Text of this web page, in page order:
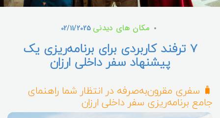
مکان های دیدنی
۷ ترفند کاربردی برای برنامه‌ریزی یک
پیشنهاد سفر داخلی ارزان
🧳 سفری مقرون‌به‌صرفه در انتظار شما راهنمای
جامع برنامه‌ریزی سفر داخلی ارزان